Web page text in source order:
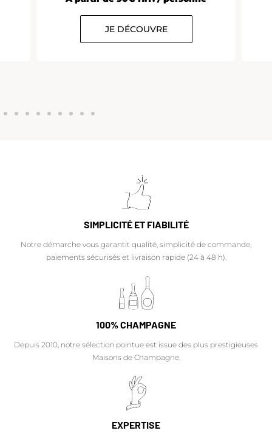
JE DÉCOUVRE
SIMPLICITÉ ET FIABILITÉ
Notre démarche vous garantit qualité, simplicité de commande,
paiements sécurisés et livraison rapide (24 à 48 h).
100% CHAMPAGNE
Depuis 2010, notre sélection pointue est issue des plus prestigieuses
Maisons de Champagne.
EXPERTISE